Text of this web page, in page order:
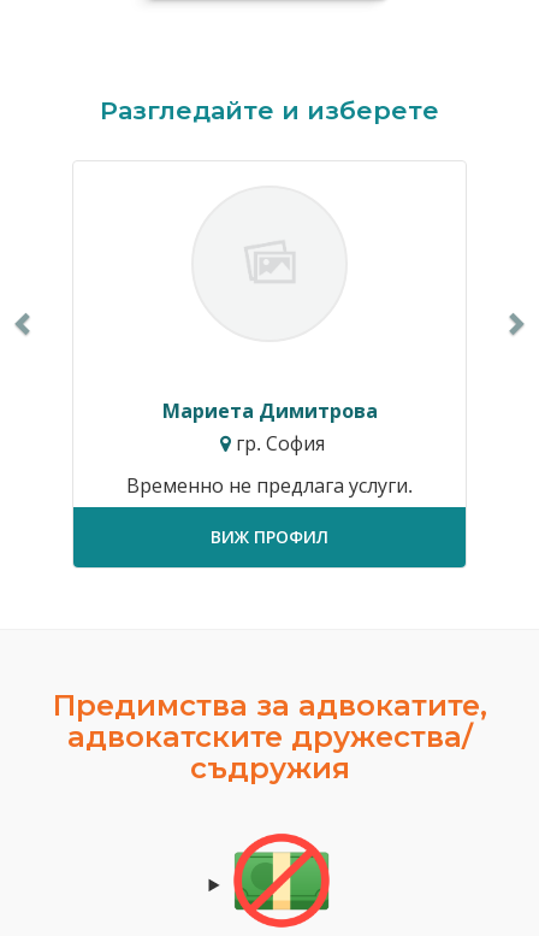
Разгледайте и изберете
Мариета Димитрова
гр. София
Временно не предлага услуги.
ВИЖ ПРОФИЛ
Предимства за адвокатите,
адвокатските дружества/
съдружия